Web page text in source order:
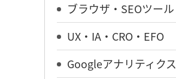
ブラウザ・SEOツール
UX・IA・CRO・EFO
Googleアナリティクス